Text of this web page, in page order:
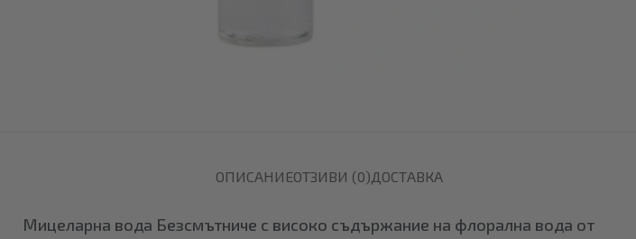
ОПИСАНИЕОТЗИВИ (0)ДОСТАВКА
Мицеларна вода Безсмътниче с високо съдържание на флорална вода от